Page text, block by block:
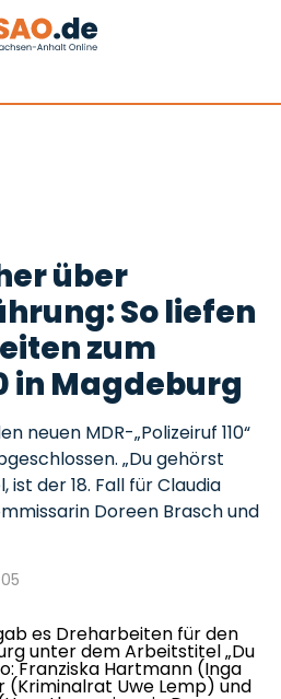
über
So liefen
zum
in Magdeburg
neuen MDR-„Polizeiruf 110“
„Du gehörst
ist der 18. Fall für Claudia
Doreen Brasch und